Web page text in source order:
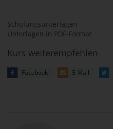
Schulungsunterlagen
Unterlagen in PDF-Format
Kurs weiterempfehlen
Facebook E-Mail